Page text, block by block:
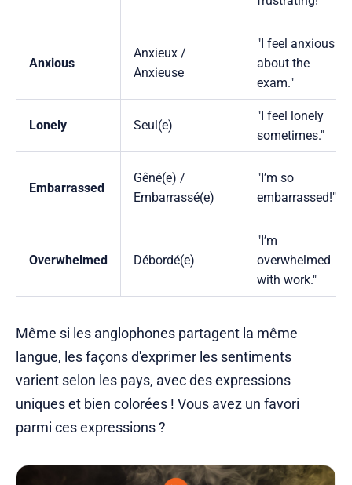
Anxious
Anxieux /
Anxieuse
"I feel anxious
about the
exam."
Lonely Seul(e)
"I feel lonely
sometimes."
Embarrassed
Gêné(e) /
Embarrassé(e)
"I’m so
embarrassed!"
Overwhelmed Débordé(e)
"I’m
overwhelmed
with work."
Même si les anglophones partagent la même
langue, les façons d'exprimer les sentiments
varient selon les pays, avec des expressions
uniques et bien colorées ! Vous avez un favori
parmi ces expressions ?